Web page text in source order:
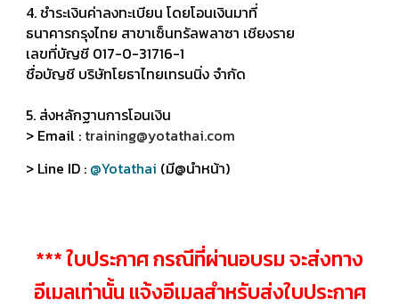
4. ชำระเงินค่าลงทะเบียน โดยโอนเงินมาที่
ธนาคารกรุงไทย สาขาเซ็นทรัลพลาซา เชียงราย
เลขที่บัญชี 017-0-31716-1
ชื่อบัญชี บริษัทโยธาไทยเทรนนิ่ง จำกัด
5. ส่งหลักฐานการโอนเงิน
> Email : training@yotathai.com
> Line ID : @Yotathai (มี@นำหน้า)
*** ใบประกาศ กรณีที่ผ่านอบรม จะส่งทาง
อีเมลเท่านั้น แจ้งอีเมลสำหรับส่งใบประกาศ